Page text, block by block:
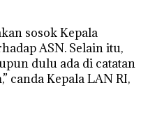
sosok Kepala
ASN. Selain itu,
dulu ada di catatan
canda Kepala LAN RI,